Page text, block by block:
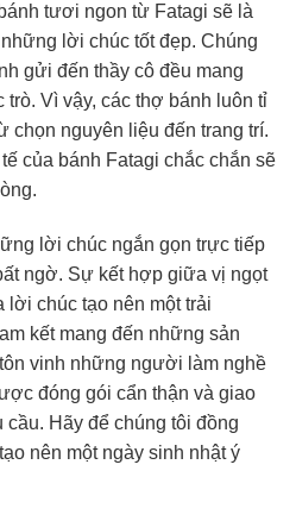
tươi ngon từ Fatagi sẽ là
lời chúc tốt đẹp. Chúng
gửi đến thầy cô đều mang
trò. Vì vậy, các thợ bánh luôn tỉ
chọn nguyên liệu đến trang trí.
của bánh Fatagi chắc chắn sẽ
lời chúc ngắn gọn trực tiếp
ngờ. Sự kết hợp giữa vị ngọt
lời chúc tạo nên một trải
kết mang đến những sản
vinh những người làm nghề
đóng gói cẩn thận và giao
Hãy để chúng tôi đồng
nên một ngày sinh nhật ý